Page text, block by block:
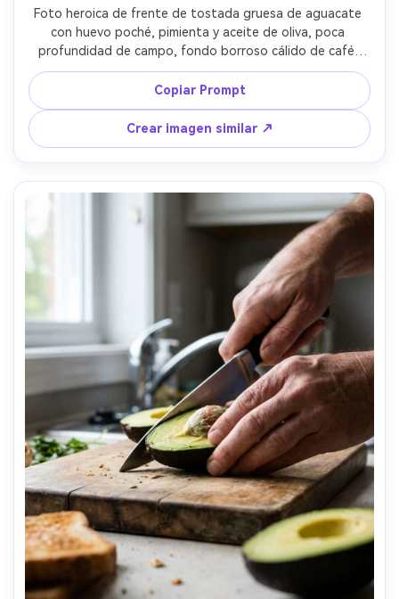
Foto heroica de frente de tostada gruesa de aguacate
con huevo poché, pimienta y aceite de oliva, poca
profundidad de campo, fondo borroso cálido de café,
tomada con Sony A7IV y lente de 85mm f/1.4, fotografía
editorial de menú, brillo fotorealista del huevo y textura
del aguacate, iluminación cinemática suave --ar 4:5
Copiar Prompt
Crear imagen similar ↗